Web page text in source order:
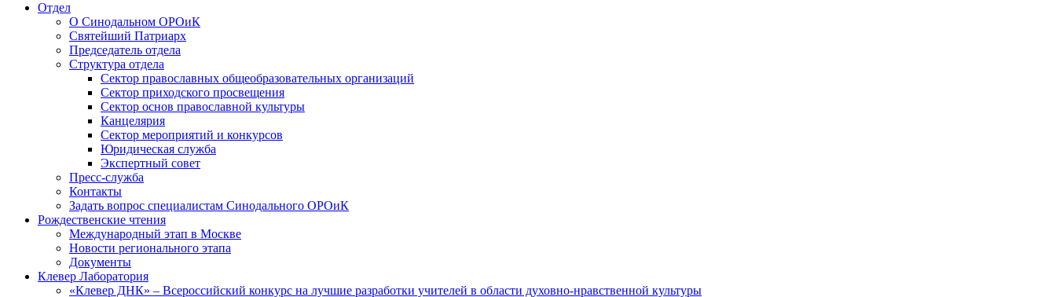
Отдел
О Синодальном ОРОиК
Святейший Патриарх
Председатель отдела
Структура отдела
Сектор православных общеобразовательных организаций
Сектор приходского просвещения
Сектор основ православной культуры
Канцелярия
Сектор мероприятий и конкурсов
Юридическая служба
Экспертный совет
Пресс-служба
Контакты
Задать вопрос специалистам Синодального ОРОиК
Рождественские чтения
Международный этап в Москве
Новости регионального этапа
Документы
Клевер Лаборатория
«Клевер ДНК» – Всероссийский конкурс на лучшие разработки учителей в области духовно-нравственной культуры